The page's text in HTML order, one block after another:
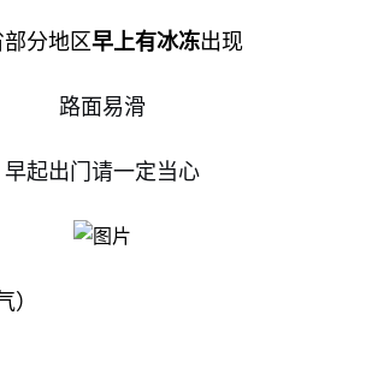
分地区早上有冰冻出现
路面易滑
早起出门请一定当心
）